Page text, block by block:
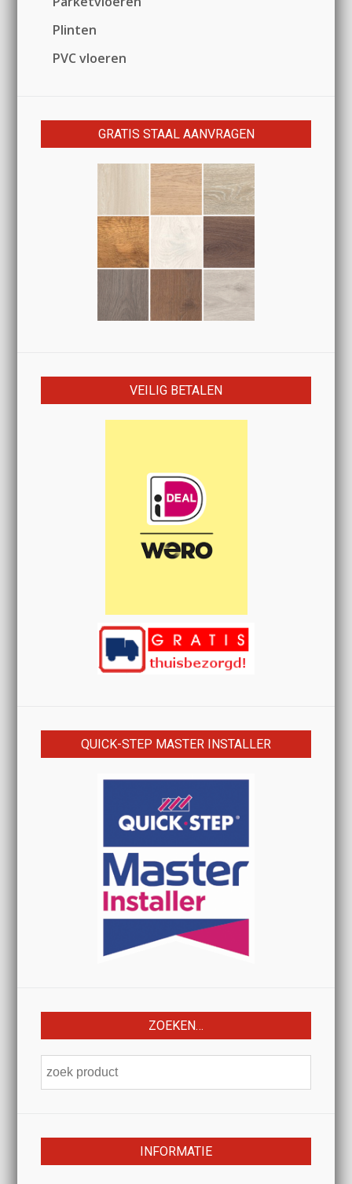
Plinten
PVC vloeren
GRATIS STAAL AANVRAGEN
VEILIG BETALEN
QUICK-STEP MASTER INSTALLER
ZOEKEN…
INFORMATIE